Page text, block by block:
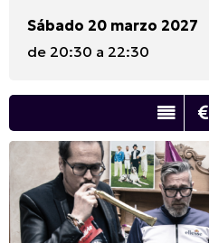
Sábado 20 marzo 2027
de 20:30 a 22:30